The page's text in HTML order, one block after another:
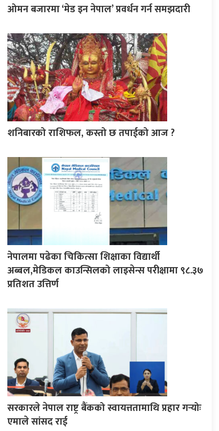
ओमन बजारमा ‘मेड इन नेपाल’ प्रवर्धन गर्न समझदारी
शनिबारको राशिफल, कस्तो छ तपाईको आज ?
नेपालमा पढेका चिकित्सा शिक्षाका विद्यार्थी
अब्बल,मेडिकल काउन्सिलको लाइसेन्स परीक्षामा ९८.३७
प्रतिशत उत्तिर्ण
सरकारले नेपाल राष्ट्र बैंकको स्वायत्ततामाथि प्रहार गर्‍योः
एमाले सांसद राई